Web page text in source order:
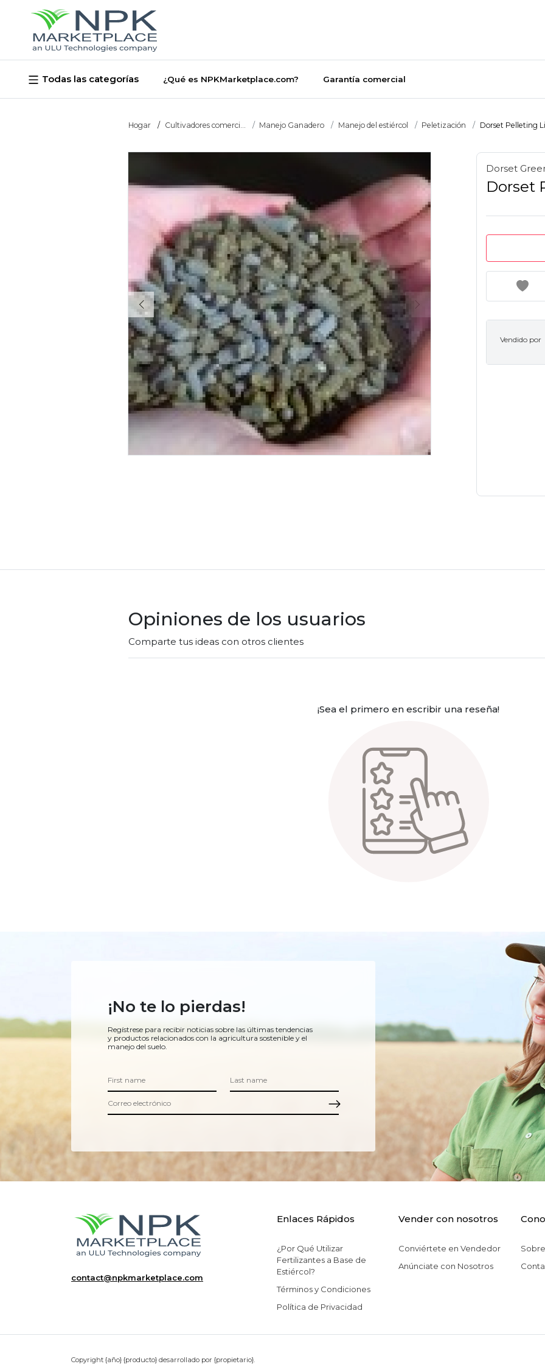
Todas las categorías ¿Qué es NPKMarketplace.com? Garantía comercial
Hogar Cultivadores comerci... Manejo Ganadero Manejo del estiércol Peletización Dorset Pelleting
Dorset
Dorset
Vendido por
Opiniones de los usuarios
Comparte tus ideas con otros clientes
¡Sea el primero en escribir una reseña!
¡No te lo pierdas!
Regístrese para recibir noticias sobre las últimas tendencias
y productos relacionados con la agricultura sostenible y el
manejo del suelo.
contact@npkmarketplace.com
Enlaces Rápidos
¿Por Qué Utilizar
Fertilizantes a Base de
Estiércol?
Términos y Condiciones
Política de Privacidad
Vender con nosotros
Conviértete en Vendedor
Anúnciate con Nosotros
Copyright {año} {producto} desarrollado por {propietario}.